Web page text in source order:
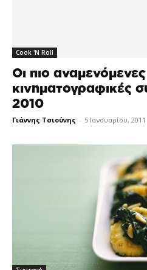
Cook 'N Roll
Οι πιο αναμενόμενες
κινηματογραφικές
2010
Γιάννης Τσιούνης - 5 Ιανουαρίου, 2011